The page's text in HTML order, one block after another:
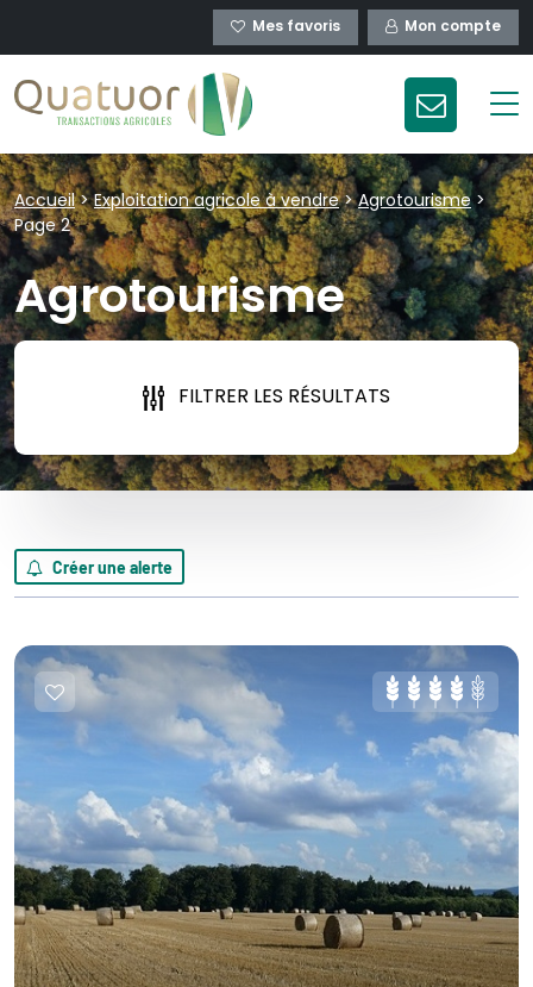
Mes favoris Mon compte
Accueil>Exploitation agricole à vendre>Agrotourisme>
Page 2
Agrotourisme
FILTRER LES RÉSULTATS
Créer une alerte